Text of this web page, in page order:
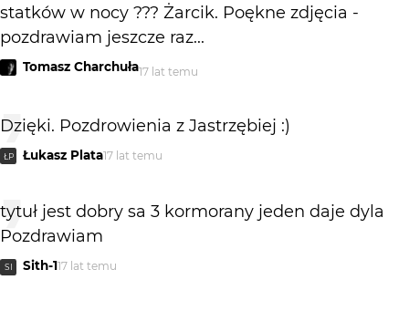
statków w nocy ??? Żarcik. Poękne zdjęcia -
pozdrawiam jeszcze raz...
Tomasz Charchuła17 lat temu
Dzięki. Pozdrowienia z Jastrzębiej :)
ŁP Łukasz Plata17 lat temu
tytuł jest dobry sa 3 kormorany jeden daje dyla
Pozdrawiam
SI Sith-117 lat temu